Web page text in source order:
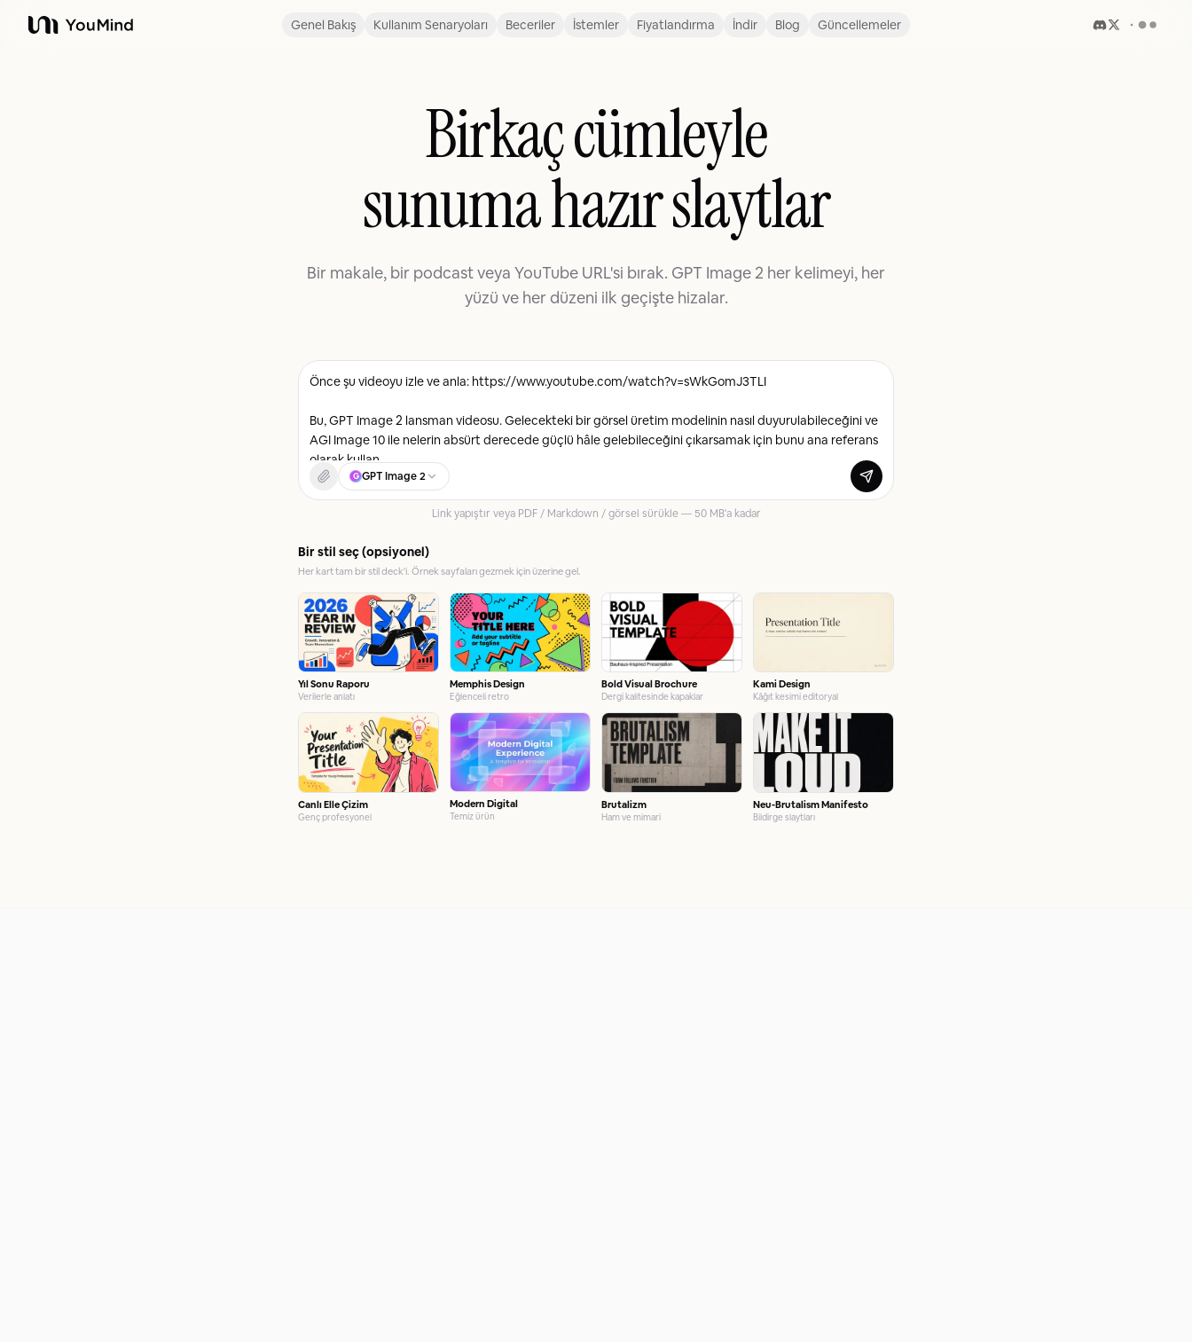
YouMind Genel Bakış Kullanım Senaryoları Beceriler İstemler Fiyatlandırma İndir Blog Güncellemeler
Birkaç cümleyle
sunuma hazır slaytlar
Bir makale, bir podcast veya YouTube URL'si bırak. GPT Image 2 her kelimeyi, her
yüzü ve her düzeni ilk geçişte hizalar.
G GPT Image 2
Link yapıştır veya PDF / Markdown / görsel sürükle — 50 MB'a kadar
Bir stil seç (opsiyonel)
Her kart tam bir stil deck'i. Örnek sayfaları gezmek için üzerine gel.
Yıl Sonu Raporu
Verilerle anlatı
Memphis Design
Eğlenceli retro
Bold Visual Brochure
Dergi kalitesinde kapaklar
Kami Design
Kâğıt kesimi editoryal
Canlı Elle Çizim
Genç profesyonel
Modern Digital
Temiz ürün
Brutalizm
Ham ve mimari
Neu-Brutalism Manifesto
Bildirge slaytları